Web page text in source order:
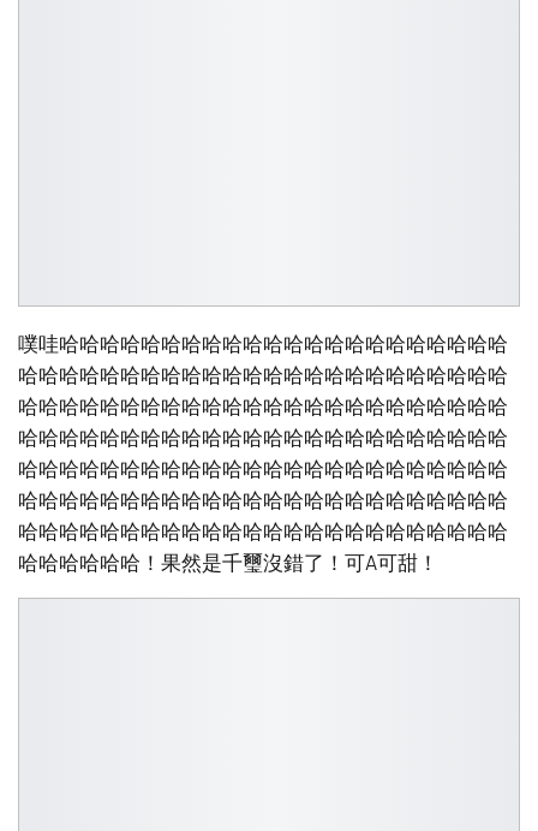
噗哇哈哈哈哈哈哈哈哈哈哈哈哈哈哈哈哈哈哈哈哈哈哈
哈哈哈哈哈哈哈哈哈哈哈哈哈哈哈哈哈哈哈哈哈哈哈哈
哈哈哈哈哈哈哈哈哈哈哈哈哈哈哈哈哈哈哈哈哈哈哈哈
哈哈哈哈哈哈哈哈哈哈哈哈哈哈哈哈哈哈哈哈哈哈哈哈
哈哈哈哈哈哈哈哈哈哈哈哈哈哈哈哈哈哈哈哈哈哈哈哈
哈哈哈哈哈哈哈哈哈哈哈哈哈哈哈哈哈哈哈哈哈哈哈哈
哈哈哈哈哈哈哈哈哈哈哈哈哈哈哈哈哈哈哈哈哈哈哈哈
哈哈哈哈哈哈！果然是千璽沒錯了！可A可甜！